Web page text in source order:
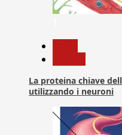
La proteina chiave
utilizzando i neuroni